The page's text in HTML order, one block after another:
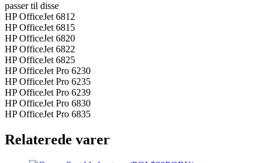
passer til disse
HP OfficeJet 6812
HP OfficeJet 6815
HP OfficeJet 6820
HP OfficeJet 6822
HP OfficeJet 6825
HP OfficeJet Pro 6230
HP OfficeJet Pro 6235
HP OfficeJet Pro 6239
HP OfficeJet Pro 6830
HP OfficeJet Pro 6835
Relaterede varer